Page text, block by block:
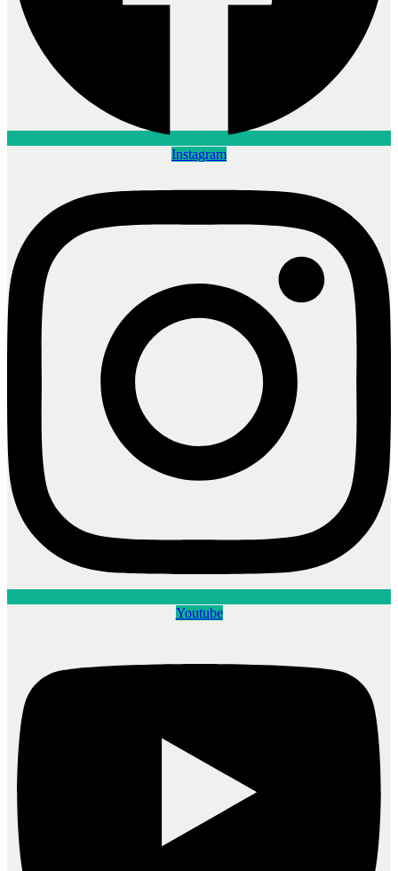
Instagram
Youtube